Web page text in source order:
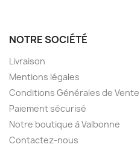
NOTRE SOCIÉTÉ
Livraison
Mentions légales
Conditions Générales de Vente
Paiement sécurisé
Notre boutique à Valbonne
Contactez-nous